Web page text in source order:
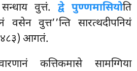
वुत्तं. द्वे पुण्णमासियोति
वसेन वुत्त’’न्ति सारत्थदीपनियं
आगतं.
कत्तिकमासे सामग्गिया